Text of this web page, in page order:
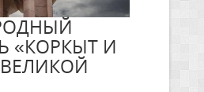
«КОРКЫТ И